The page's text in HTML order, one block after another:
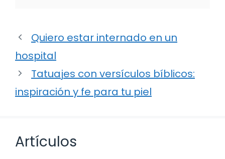
Quiero estar internado en un
hospital
Tatuajes con versículos bíblicos:
inspiración y fe para tu piel
Artículos